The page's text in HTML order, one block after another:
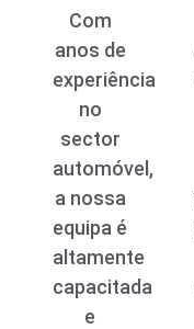
Com
anos de
experiência
no
sector
automóvel,
a nossa
equipa é
altamente
capacitada
e